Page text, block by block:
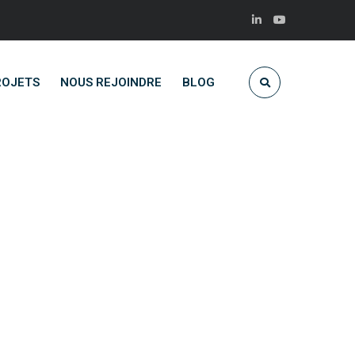
NOUS REJOINDRE BLOG